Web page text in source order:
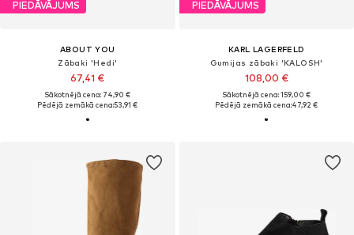
PIEDĀVĀJUMS
ABOUT YOU
Zābaki 'Hedi'
67,41 €
Sākotnējā cena: 74,90 €
Pēdējā zemākā cena:53,91 €
PIEDĀVĀJUMS
KARL LAGERFELD
Gumijas zābaki 'KALOSH'
108,00 €
Sākotnējā cena: 159,00 €
Pēdējā zemākā cena:47,92 €